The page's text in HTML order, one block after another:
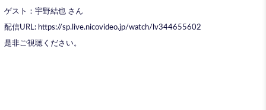
ゲスト：宇野結也 さん
配信URL: https://sp.live.nicovideo.jp/watch/lv344655602
是非ご視聴ください。